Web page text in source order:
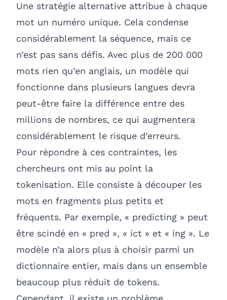
Une stratégie alternative attribue à chaque
mot un numéro unique. Cela condense
considérablement la séquence, mais ce
n’est pas sans défis. Avec plus de 200 000
mots rien qu’en anglais, un modèle qui
fonctionne dans plusieurs langues devra
peut-être faire la différence entre des
millions de nombres, ce qui augmentera
considérablement le risque d’erreurs.
Pour répondre à ces contraintes, les
chercheurs ont mis au point la
tokenisation. Elle consiste à découper les
mots en fragments plus petits et
fréquents. Par exemple, « predicting » peut
être scindé en « pred », « ict » et « ing ». Le
modèle n’a alors plus à choisir parmi un
dictionnaire entier, mais dans un ensemble
beaucoup plus réduit de tokens.